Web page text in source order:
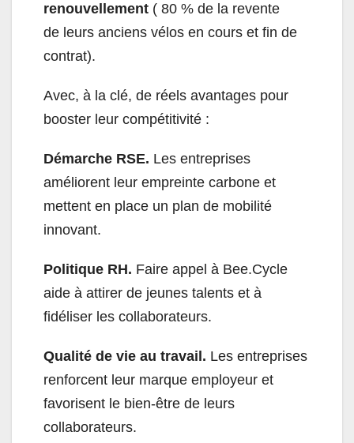
renouvellement ( 80 % de la revente
de leurs anciens vélos en cours et fin de
contrat).
Avec, à la clé, de réels avantages pour
booster leur compétitivité :
Démarche RSE. Les entreprises
améliorent leur empreinte carbone et
mettent en place un plan de mobilité
innovant.
Politique RH. Faire appel à Bee.Cycle
aide à attirer de jeunes talents et à
fidéliser les collaborateurs.
Qualité de vie au travail. Les entreprises
renforcent leur marque employeur et
favorisent le bien-être de leurs
collaborateurs.